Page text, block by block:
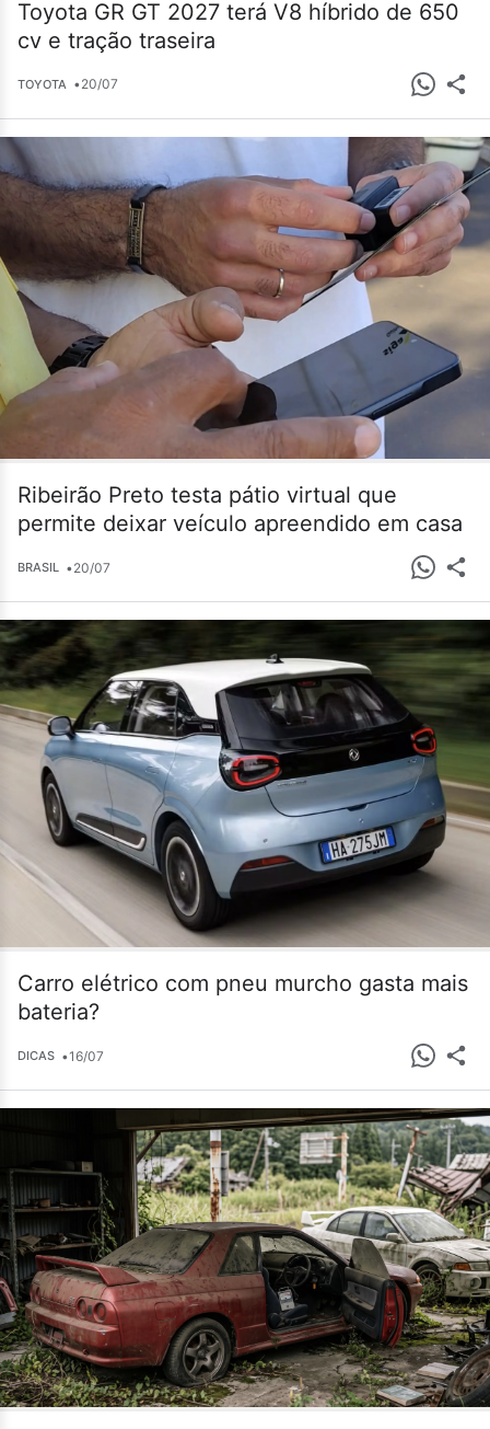
Toyota GR GT 2027 terá V8 híbrido de 650
cv e tração traseira
TOYOTA •20/07
Ribeirão Preto testa pátio virtual que
permite deixar veículo apreendido em casa
BRASIL •20/07
Carro elétrico com pneu murcho gasta mais
bateria?
DICAS •16/07